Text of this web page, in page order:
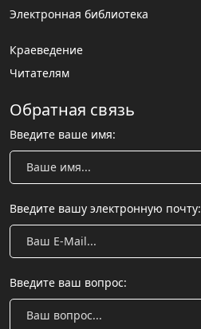
Электронная библиотека
Краеведение
Читателям
Обратная связь
Введите ваше имя:
Введите вашу электронную почту:
Введите ваш вопрос: